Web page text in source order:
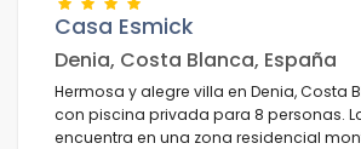
Casa Esmick
Denia, Costa Blanca, España
Hermosa y alegre villa en Denia, Costa
con piscina privada para 8 personas.
encuentra en una zona residencial